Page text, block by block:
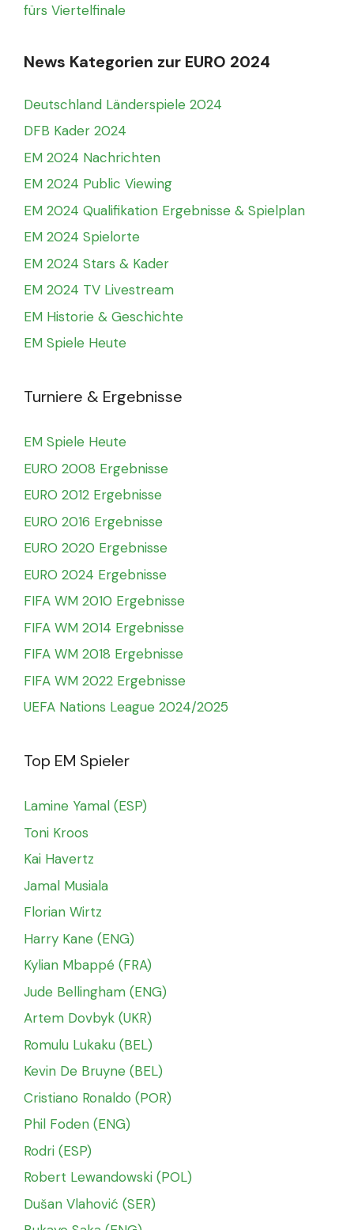
fürs Viertelfinale
News Kategorien zur EURO 2024
Deutschland Länderspiele 2024
DFB Kader 2024
EM 2024 Nachrichten
EM 2024 Public Viewing
EM 2024 Qualifikation Ergebnisse & Spielplan
EM 2024 Spielorte
EM 2024 Stars & Kader
EM 2024 TV Livestream
EM Historie & Geschichte
EM Spiele Heute
Turniere & Ergebnisse
EM Spiele Heute
EURO 2008 Ergebnisse
EURO 2012 Ergebnisse
EURO 2016 Ergebnisse
EURO 2020 Ergebnisse
EURO 2024 Ergebnisse
FIFA WM 2010 Ergebnisse
FIFA WM 2014 Ergebnisse
FIFA WM 2018 Ergebnisse
FIFA WM 2022 Ergebnisse
UEFA Nations League 2024/2025
Top EM Spieler
Lamine Yamal (ESP)
Toni Kroos
Kai Havertz
Jamal Musiala
Florian Wirtz
Harry Kane (ENG)
Kylian Mbappé (FRA)
Jude Bellingham (ENG)
Artem Dovbyk (UKR)
Romulu Lukaku (BEL)
Kevin De Bruyne (BEL)
Cristiano Ronaldo (POR)
Phil Foden (ENG)
Rodri (ESP)
Robert Lewandowski (POL)
Dušan Vlahović (SER)